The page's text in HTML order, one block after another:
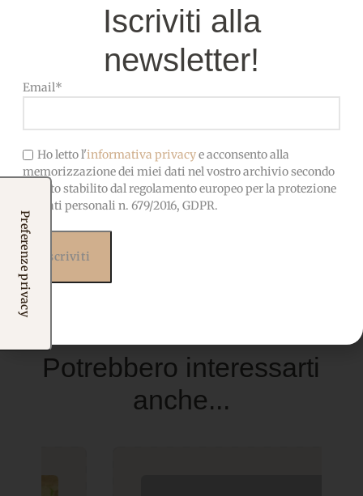
COMPOSIZIONE 100% Poliestere
CERTIFICATO
nocive, adatto anche ai
bambini
Potrebbero interessarti
anche...
Iscriviti alla
newsletter!
Email*
Ho letto l'informativa privacye acconsento alla
memorizzazione dei miei dati nel vostro archivio secondo
quanto stabilito dal regolamento europeo per la protezione
dei dati personali n. 679/2016, GDPR.